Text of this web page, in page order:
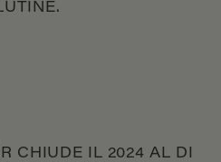
CHIUDE IL 2024 AL DI